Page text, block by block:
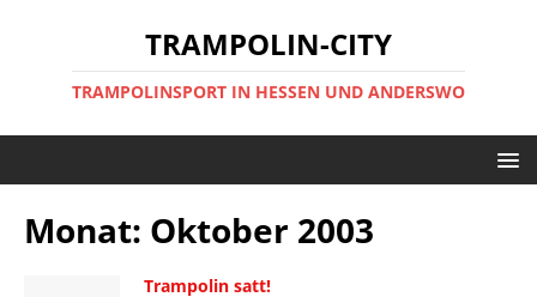
TRAMPOLIN-CITY
TRAMPOLINSPORT IN HESSEN UND ANDERSWO
Monat: Oktober 2003
Trampolin satt!